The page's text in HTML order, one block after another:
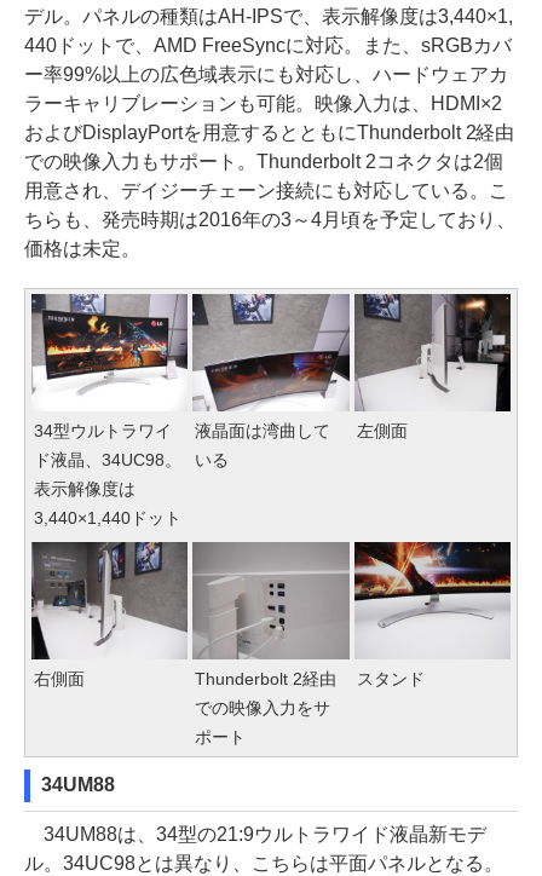
デル。パネルの種類はAH-IPSで、表示解像度は3,440×1,
440ドットで、AMD FreeSyncに対応。また、sRGBカバ
ー率99%以上の広色域表示にも対応し、ハードウェアカ
ラーキャリブレーションも可能。映像入力は、HDMI×2
およびDisplayPortを用意するとともにThunderbolt 2経由
での映像入力もサポート。Thunderbolt 2コネクタは2個
用意され、デイジーチェーン接続にも対応している。こ
ちらも、発売時期は2016年の3～4月頃を予定しており、
価格は未定。
34型ウルトラワイ
ド液晶、34UC98。
表示解像度は
3,440×1,440ドット
液晶面は湾曲して
いる
左側面
右側面
Thunderbolt 2経由
での映像入力をサ
ポート
スタンド
34UM88
34UM88は、34型の21:9ウルトラワイド液晶新モデ
ル。34UC98とは異なり、こちらは平面パネルとなる。